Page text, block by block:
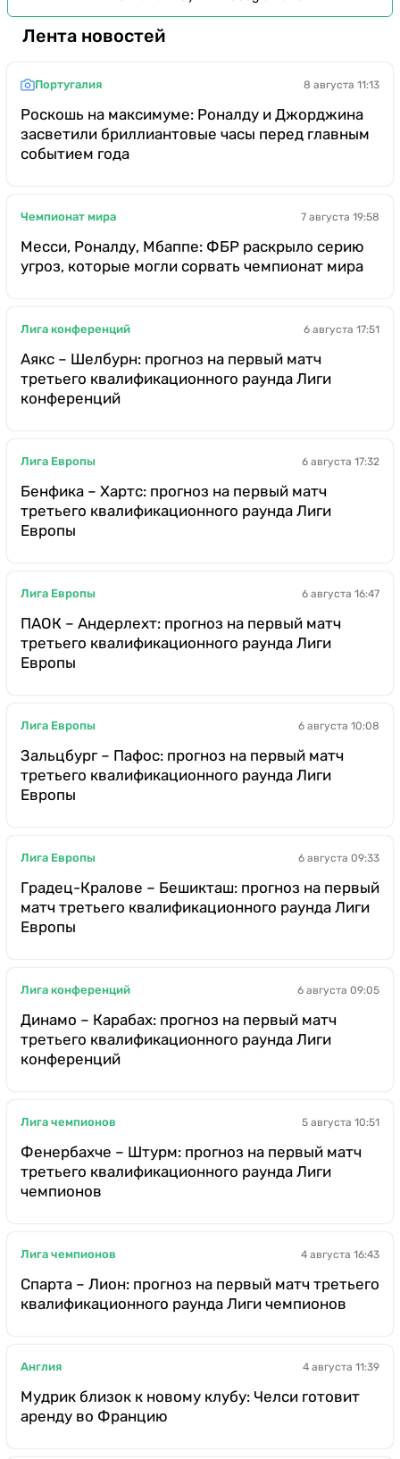
Лента новостей
Португалия 8 августа 11:13
Роскошь на максимуме: Роналду и Джорджина
засветили бриллиантовые часы перед главным
событием года
Чемпионат мира 7 августа 19:58
Месси, Роналду, Мбаппе: ФБР раскрыло серию
угроз, которые могли сорвать чемпионат мира
Лига конференций 6 августа 17:51
Аякс – Шелбурн: прогноз на первый матч
третьего квалификационного раунда Лиги
конференций
Лига Европы 6 августа 17:32
Бенфика – Хартс: прогноз на первый матч
третьего квалификационного раунда Лиги
Европы
Лига Европы 6 августа 16:47
ПАОК – Андерлехт: прогноз на первый матч
третьего квалификационного раунда Лиги
Европы
Лига Европы 6 августа 10:08
Зальцбург – Пафос: прогноз на первый матч
третьего квалификационного раунда Лиги
Европы
Лига Европы 6 августа 09:33
Градец-Кралове – Бешикташ: прогноз на первый
матч третьего квалификационного раунда Лиги
Европы
Лига конференций 6 августа 09:05
Динамо – Карабах: прогноз на первый матч
третьего квалификационного раунда Лиги
конференций
Лига чемпионов 5 августа 10:51
Фенербахче – Штурм: прогноз на первый матч
третьего квалификационного раунда Лиги
чемпионов
Лига чемпионов 4 августа 16:43
Спарта – Лион: прогноз на первый матч третьего
квалификационного раунда Лиги чемпионов
Англия 4 августа 11:39
Мудрик близок к новому клубу: Челси готовит
аренду во Францию